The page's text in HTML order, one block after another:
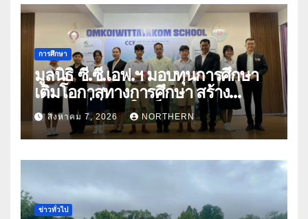
การศึกษา
มูลนิธิ ซี.ซี.เอฟ.ฯ มอบทุนการศึกษา
เติมโอกาสทางการศึกษา สร้าง
อนาคตที่มั่นคงให้เด็กและเยาวชน
ด้อยโอกาส
สิงหาคม 7, 2026 NORTHERN
ข่าวทั่วไป